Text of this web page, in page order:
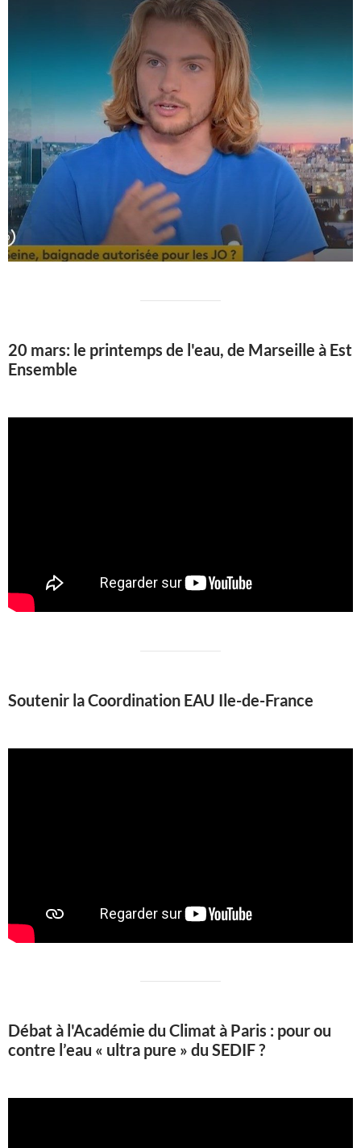
20 mars: le printemps de l'eau, de Marseille à Est
Ensemble
Soutenir la Coordination EAU Ile-de-France
Débat à l'Académie du Climat à Paris : pour ou
contre l’eau « ultra pure » du SEDIF ?